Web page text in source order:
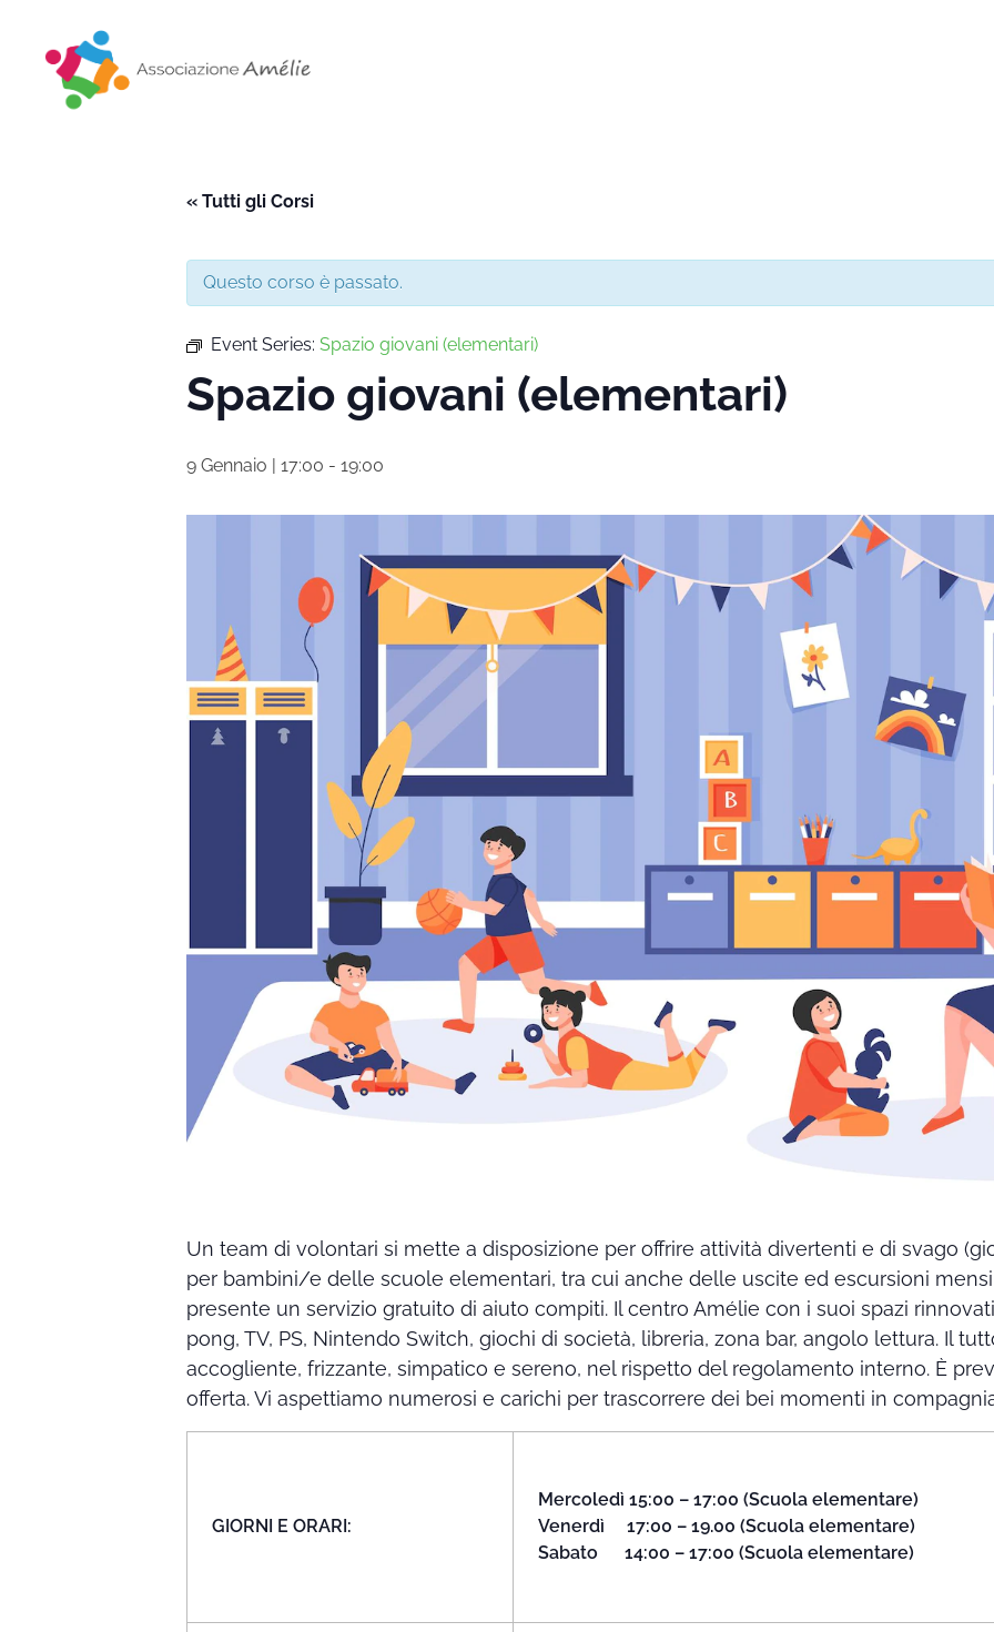
« Tutti gli Corsi
Questo corso è passato.
Event Series: Spazio giovani (elementari)
Spazio giovani (elementari)
9 Gennaio | 17:00 - 19:00
Un team di volontari si mette a disposizione per offrire attività divertenti e di svago
per bambini/e delle scuole elementari, tra cui anche delle uscite ed escursioni
presente un servizio gratuito di aiuto compiti. Il centro Amélie con i suoi spazi
pong, TV, PS, Nintendo Switch, giochi di società, libreria, zona bar, angolo lettura. Il
accogliente, frizzante, simpatico e sereno, nel rispetto del regolamento interno. È
offerta. Vi aspettiamo numerosi e carichi per trascorrere dei bei momenti in
GIORNI E ORARI:
Mercoledì 15:00 – 17:00 (Scuola elementare)
Venerdì 17:00 – 19.00 (Scuola elementare)
Sabato 14:00 – 17:00 (Scuola elementare)